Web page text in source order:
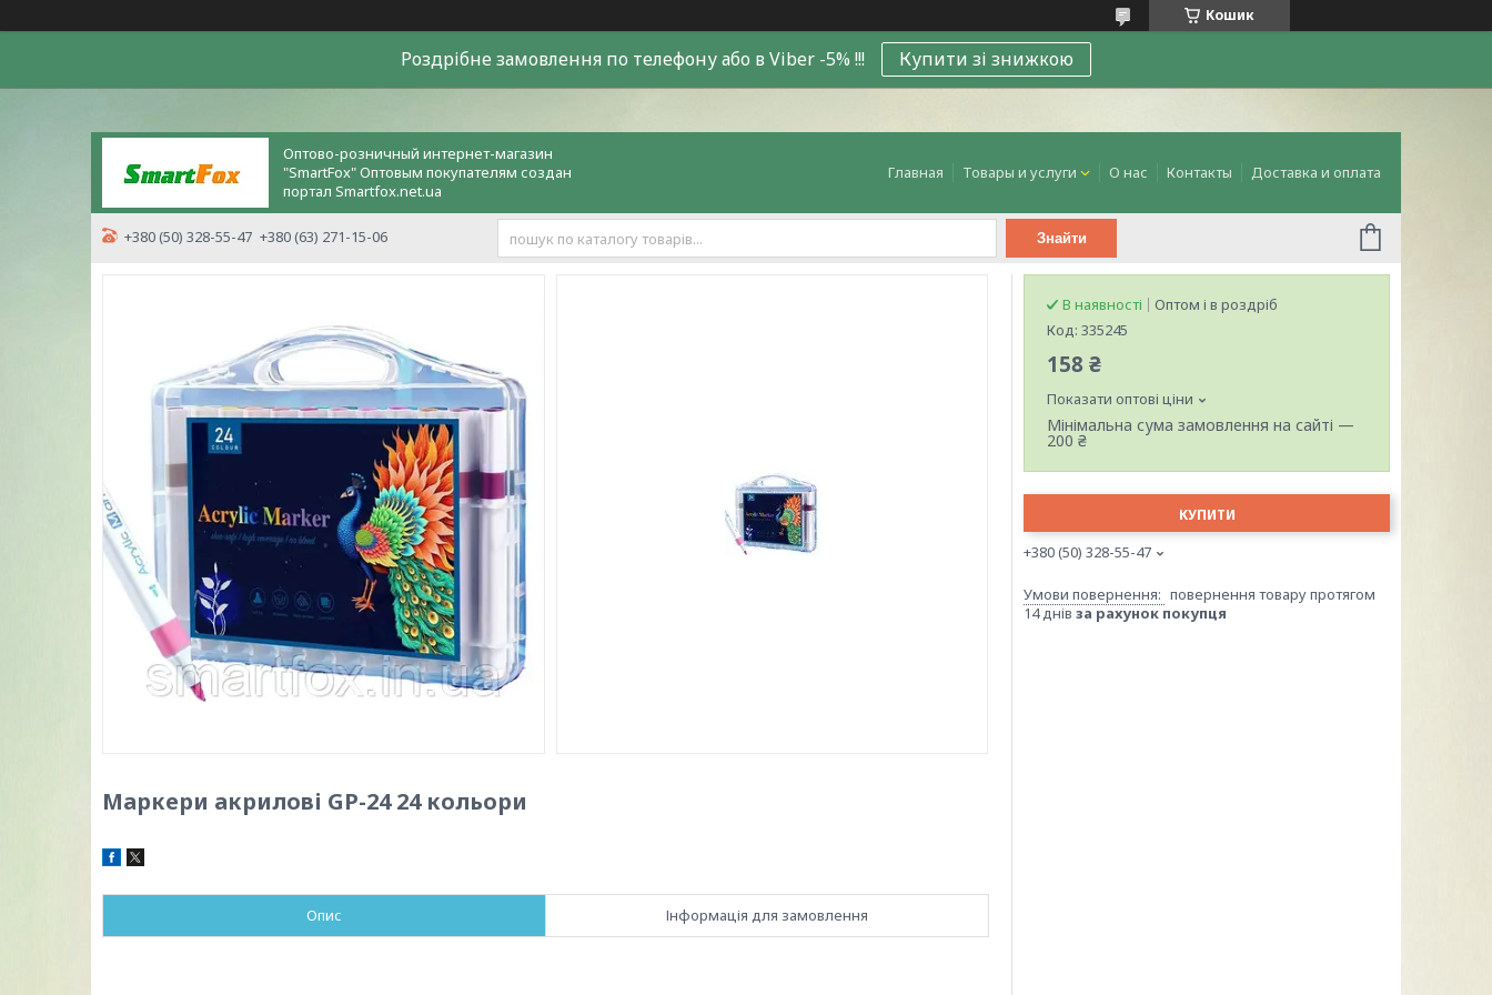
Кошик
Роздрiбне замовлення по телефону або в Viber -5% !!! Купити зі знижкою
Оптово-розничный интернет-магазин
"SmartFox" Оптовым покупателям создан
портал Smartfox.net.ua
Главная Товары и услуги О нас Контакты Доставка и оплата
+380 (50) 328-55-47 +380 (63) 271-15-06 Знайти
Маркери акрилові GP-24 24 кольори
Опис Інформація для замовлення
В наявності
Оптом і в роздріб
Код: 335245
158 ₴
Показати оптові ціни
Мінімальна сума замовлення на сайті —
200 ₴
КУПИТИ
+380 (50) 328-55-47
повернення товару протягом
14 днів за рахунок покупця